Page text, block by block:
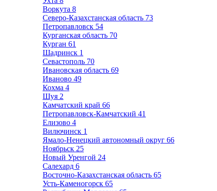
Воркута 8
Северо-Казахстанская область 73
Петропавловск 54
Курганская область 70
Курган 61
Шадринск 1
Севастополь 70
Ивановская область 69
Иваново 49
Кохма 4
Шуя 2
Камчатский край 66
Петропавловск-Камчатский 41
Елизово 4
Вилючинск 1
Ямало-Ненецкий автономный округ 66
Ноябрьск 25
Новый Уренгой 24
Салехард 6
Восточно-Казахстанская область 65
Усть-Каменогорск 65